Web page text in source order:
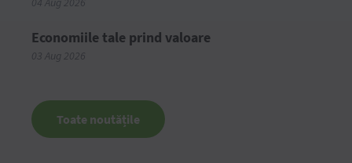
04 Aug 2026
Economiile tale prind valoare
03 Aug 2026
Toate noutățile